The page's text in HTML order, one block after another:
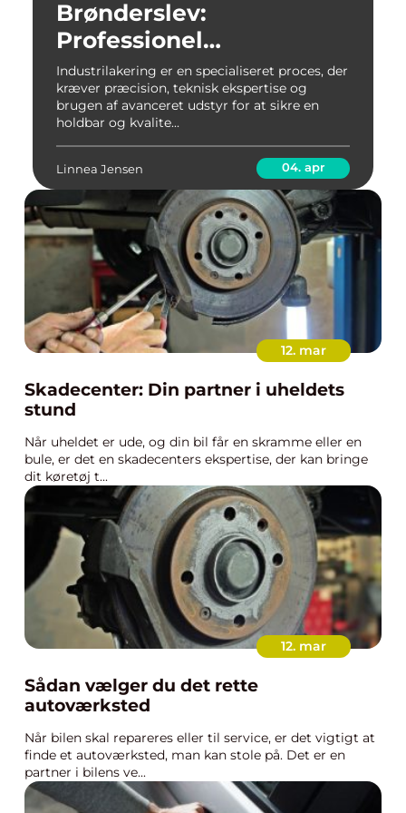
Brønderslev:
Professionel
overfladebehandling for
varige resultater
Industrilakering er en specialiseret proces, der
kræver præcision, teknisk ekspertise og
brugen af avanceret udstyr for at sikre en
holdbar og kvalite...
Linnea Jensen 04. apr
12. mar
Skadecenter: Din partner i uheldets
stund
Når uheldet er ude, og din bil får en skramme eller en
bule, er det en skadecenters ekspertise, der kan bringe
dit køretøj t...
12. mar
Sådan vælger du det rette
autoværksted
Når bilen skal repareres eller til service, er det vigtigt at
finde et autoværksted, man kan stole på. Det er en
partner i bilens ve...